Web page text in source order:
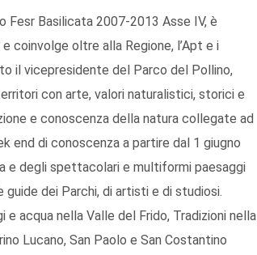
Basilicata 2007-2013 Asse IV, è
coinvolge oltre alla Regione, l’Apt e i
il vicepresidente del Parco del Pollino,
con arte, valori naturalistici, storici e
e conoscenza della natura collegate ad
end di conoscenza a partire dal 1 giugno
e degli spettacolari e multiformi paesaggi
dei Parchi, di artisti e di studiosi.
acqua nella Valle del Frido, Tradizioni nella
Lucano, San Paolo e San Costantino